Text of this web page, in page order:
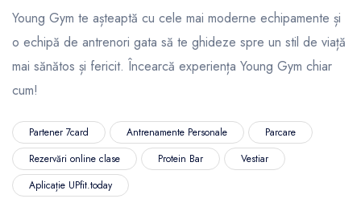
Young Gym te așteaptă cu cele mai moderne echipamente și
o echipă de antrenori gata să te ghideze spre un stil de viață
mai sănătos și fericit. Încearcă experiența Young Gym chiar
cum!
Partener 7card Antrenamente Personale
Parcare
Rezervări online clase
Protein Bar
Vestiar
Aplicație UPfit.today